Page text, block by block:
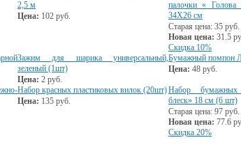
2,5 м
Цена: 102 руб.
палочки « Голова
34Х26 см
Старая цена: 35 руб.
Новая цена: 31.5
Скидка 10%
Зажим для шарика универсальный,
зеленый (1шт)
Цена: 2 руб.
Бумажный помпон
Цена: 48 руб.
Набор красных пластиковых вилок (20шт)
Цена: 135 руб.
Набор бумажных
блеск» 18 см (6 шт)
Старая цена: 97 руб.
Новая цена: 77.6
Скидка 20%